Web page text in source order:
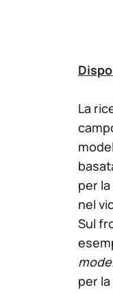
La
per
nel
Sul
per